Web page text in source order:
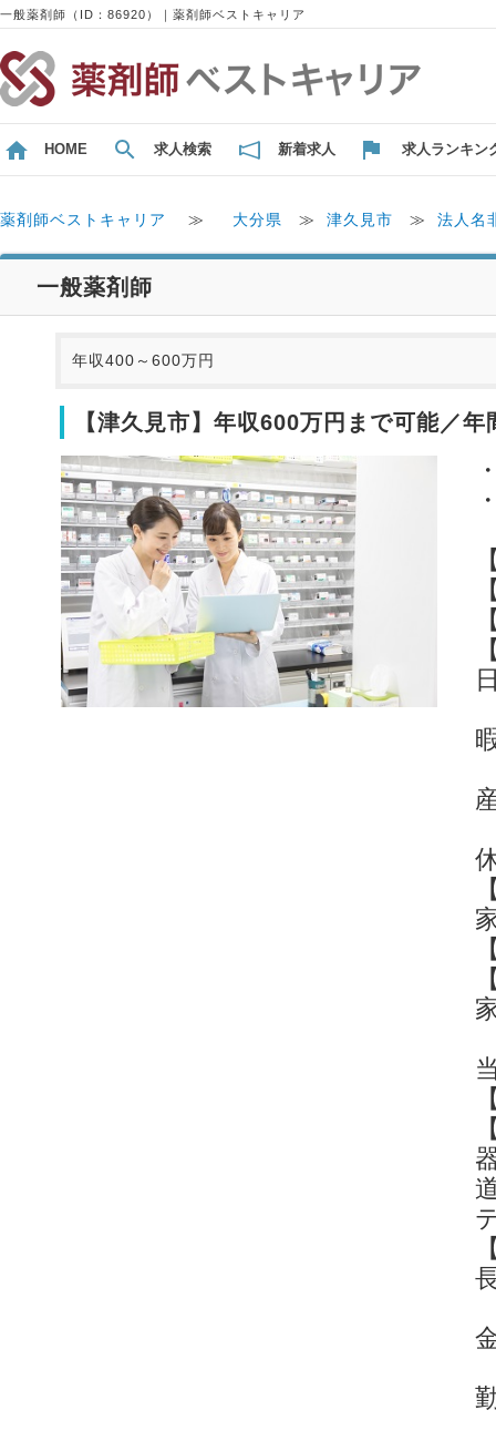
一般薬剤師（ID：86920）｜薬剤師ベストキャリア
HOME 求人検索 新着求人 求人ランキン
薬剤師ベストキャリア ≫ 大分県 ≫ 津久見市 ≫ 法人名
一般薬剤師
年収400～600万円
【津久見市】年収600万円まで可能／